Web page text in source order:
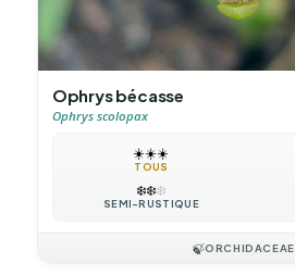
Ophrys bécasse
Ophrys scolopax
☀️☀️☀️
TOUS
❄️❄️❄️
SEMI-RUSTIQUE
🍃ORCHIDACEAE